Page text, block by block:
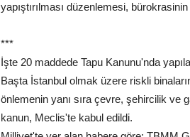
yapıştırılması düzenlemesi,
***
İşte 20 maddede Tapu Kanunu'nda
Başta İstanbul olmak üzere riskli
önlemenin yanı sıra çevre, şehircilik ve
kanun, Meclis'te kabul edildi.